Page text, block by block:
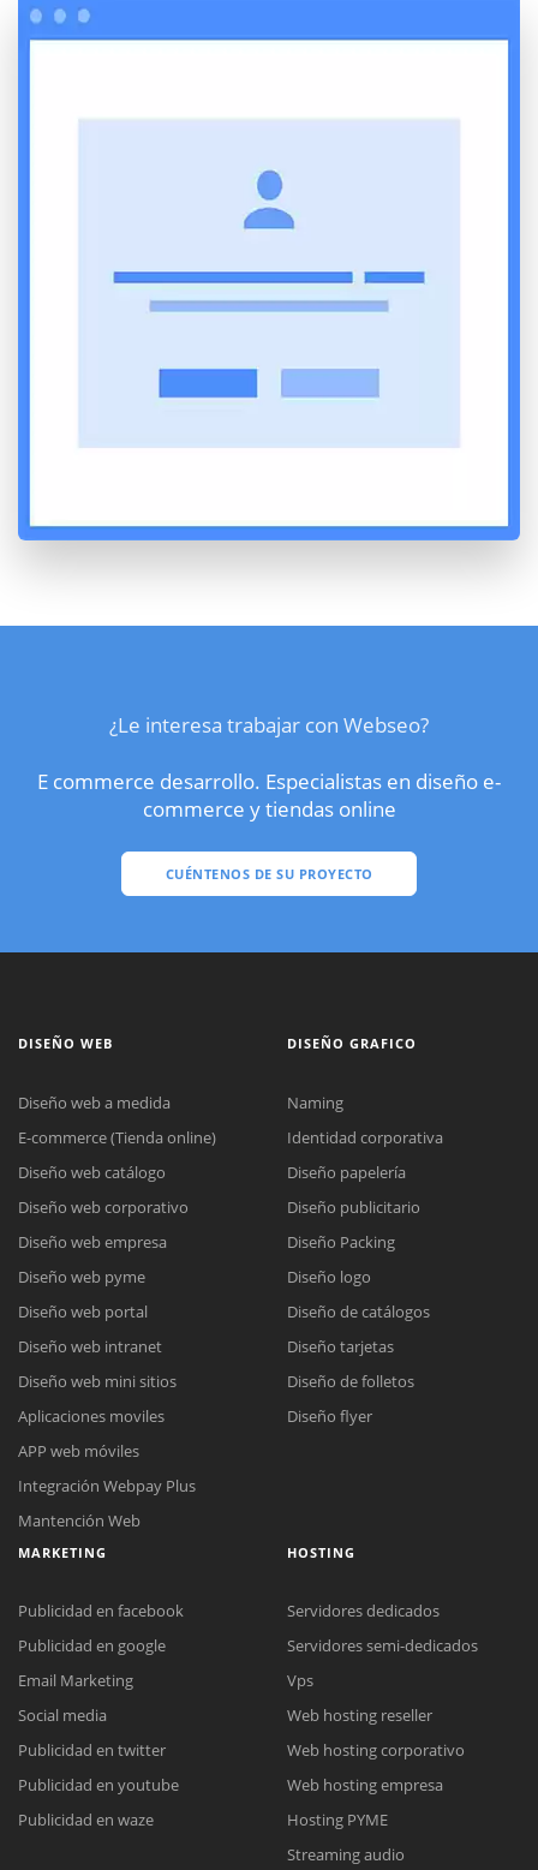
¿Le interesa trabajar con Webseo?
E commerce desarrollo. Especialistas en diseño e-
commerce y tiendas online
CUÉNTENOS DE SU PROYECTO
Reunión online
Meet para la reunión online.
Cotización
Chat Online
Todos nuestros ejecutivos están fuera de línea. Complete el formulario
DISEÑO WEB
Diseño web a medida
E-commerce (Tienda online)
Diseño web catálogo
Diseño web corporativo
Diseño web empresa
Diseño web pyme
Diseño web portal
Diseño web intranet
Diseño web mini sitios
Aplicaciones moviles
APP web móviles
Integración Webpay Plus
Mantención Web
DISEÑO GRAFICO
Naming
Identidad corporativa
Diseño papelería
Diseño publicitario
Diseño Packing
Diseño logo
Diseño de catálogos
Diseño tarjetas
Diseño de folletos
Diseño flyer
MARKETING
Publicidad en facebook
Publicidad en google
Email Marketing
Social media
Publicidad en twitter
Publicidad en youtube
Publicidad en waze
HOSTING
Servidores dedicados
Servidores semi-dedicados
Vps
Web hosting reseller
Web hosting corporativo
Web hosting empresa
Hosting PYME
Streaming audio